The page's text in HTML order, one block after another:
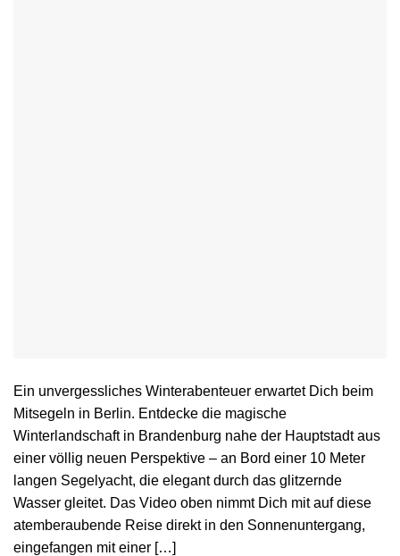
Ein unvergessliches Winterabenteuer erwartet Dich beim
Mitsegeln in Berlin. Entdecke die magische
Winterlandschaft in Brandenburg nahe der Hauptstadt aus
einer völlig neuen Perspektive – an Bord einer 10 Meter
langen Segelyacht, die elegant durch das glitzernde
Wasser gleitet. Das Video oben nimmt Dich mit auf diese
atemberaubende Reise direkt in den Sonnenuntergang,
eingefangen mit einer […]